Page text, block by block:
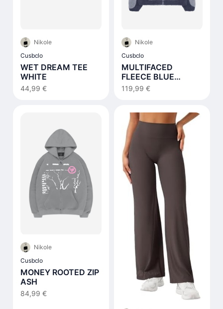
Nikole
Cusbclo
WET DREAM TEE
WHITE
44,99 €
Nikole
Cusbclo
MULTIFACED
FLEECE BLUE
NOTES
119,99 €
Nikole
Cusbclo
MONEY ROOTED ZIP
ASH
84,99 €